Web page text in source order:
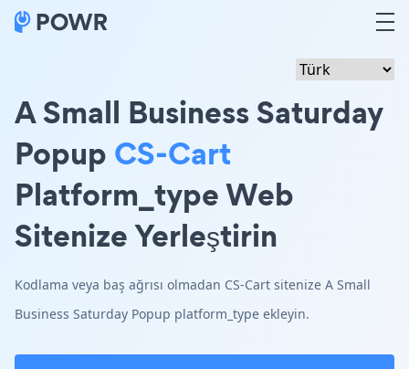
A Small Business Saturday
Popup CS-Cart
Platform_type Web
Sitenize Yerleştirin
Kodlama veya baş ağrısı olmadan CS-Cart sitenize A Small
Business Saturday Popup platform_type ekleyin.